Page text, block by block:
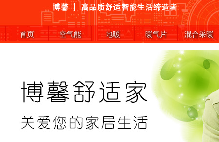
首页 空气能 地暖 暖气片 混合采暖